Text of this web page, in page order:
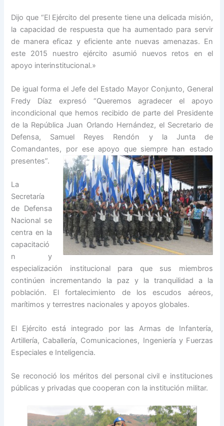
Dijo que “El Ejército del presente tiene una delicada misión,
la capacidad de respuesta que ha aumentado para servir
de manera eficaz y eficiente ante nuevas amenazas. En
este 2015 nuestro ejército asumió nuevos retos en el
apoyo interinstitucional.»
De igual forma el Jefe del Estado Mayor Conjunto, General
Fredy Díaz expresó “Queremos agradecer el apoyo
incondicional que hemos recibido de parte del Presidente
de la República Juan Orlando Hernández, el Secretario de
Defensa, Samuel Reyes Rendón y la Junta de
Comandantes, por ese apoyo que siempre han estado
presentes”.
La
Secretaría
de Defensa
Nacional se
centra en la
capacitació
n y
especialización institucional para que sus miembros
continúen incrementando la paz y la tranquilidad a la
población. El fortalecimiento de los escudos aéreos,
marítimos y terrestres nacionales y apoyos globales.
El Ejército está integrado por las Armas de Infantería,
Artillería, Caballería, Comunicaciones, Ingeniería y Fuerzas
Especiales e Inteligencia.
Se reconoció los méritos del personal civil e instituciones
públicas y privadas que cooperan con la institución militar.